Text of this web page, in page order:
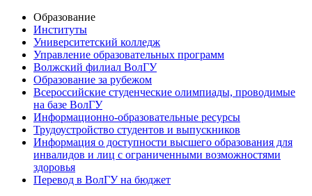
Образование
Институты
Университетский колледж
Управление образовательных программ
Волжский филиал ВолГУ
Образование за рубежом
Всероссийские студенческие олимпиады, проводимые
на базе ВолГУ
Информационно-образовательные ресурсы
Трудоустройство студентов и выпускников
Информация о доступности высшего образования для
инвалидов и лиц с ограниченными возможностями
здоровья
Перевод в ВолГУ на бюджет